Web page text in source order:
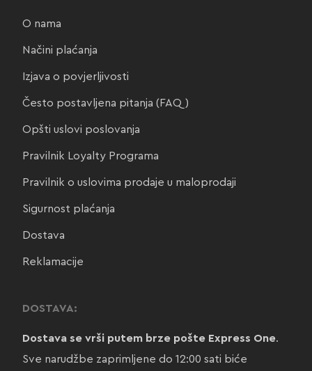
O nama
Načini plaćanja
Izjava o povjerljivosti
Često postavljena pitanja (FAQ)
Opšti uslovi poslovanja
Pravilnik Loyalty Programa
Pravilnik o uslovima prodaje u maloprodaji
Sigurnost plaćanja
Dostava
Reklamacije
DOSTAVA:
Dostava se vrši putem brze pošte Express One.
Sve narudžbe zaprimljene do 12:00 sati biće